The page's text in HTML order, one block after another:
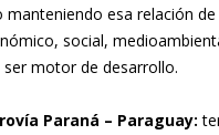
manteniendo esa relación
social,
ser motor de desarrollo.
Paraná – Paraguay: